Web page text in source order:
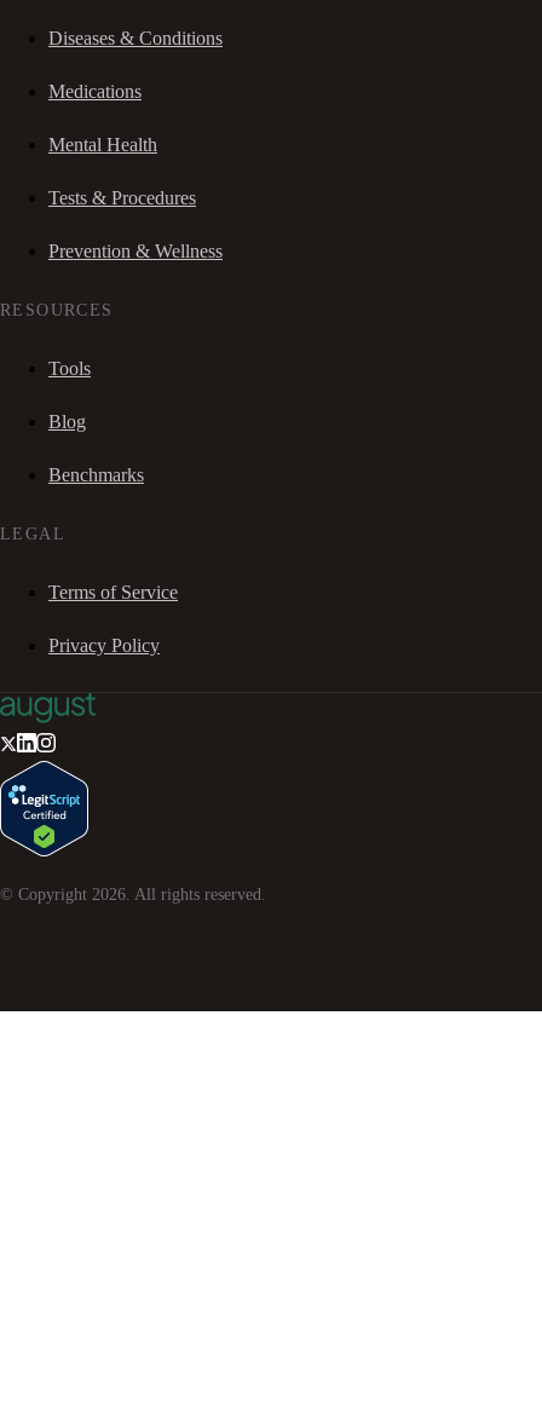
Diseases & Conditions
Medications
Mental Health
Tests & Procedures
Prevention & Wellness
RESOURCES
Tools
Blog
Benchmarks
LEGAL
Terms of Service
Privacy Policy
© Copyright 2026. All rights reserved.